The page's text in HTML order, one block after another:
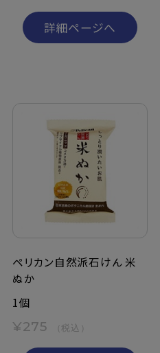
よくあるご質問
利用規約
詳細ページへ
ペリカン自然派石けん 米
ぬか
1個
¥275 （税込）